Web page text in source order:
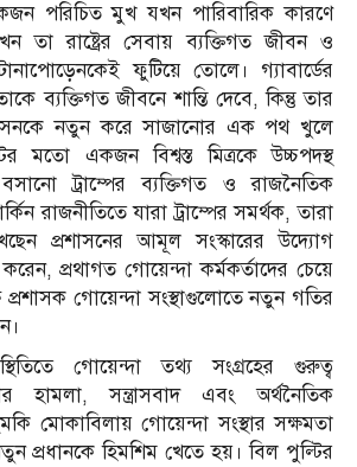
পরিচিত মুখ যখন পারিবারিক কারণে
তা রাষ্ট্রের সেবায় ব্যক্তিগত জীবন ও
ফুটিয়ে তোলে। গ্যাবার্ডের
ব্যক্তিগত জীবনে শান্তি দেবে, কিন্তু তার
নতুন করে সাজানোর এক পথ খুলে
মতো একজন বিশ্বস্ত মিত্রকে উচ্চপদস্থ
বসানো ট্রাম্পের ব্যক্তিগত ও রাজনৈতিক
রাজনীতিতে যারা ট্রাম্পের সমর্থক, তারা
প্রশাসনের আমূল সংস্কারের উদ্যোগ
প্রথাগত গোয়েন্দা কর্মকর্তাদের চেয়ে
গোয়েন্দা সংস্থাগুলোতে নতুন গতির
গোয়েন্দা তথ্য সংগ্রহের গুরুত্ব
হামলা, সন্ত্রাসবাদ এবং অর্থনৈতিক
মোকাবিলায় গোয়েন্দা সংস্থার সক্ষমতা
প্রধানকে হিমশিম খেতে হয়। বিল পুল্টির